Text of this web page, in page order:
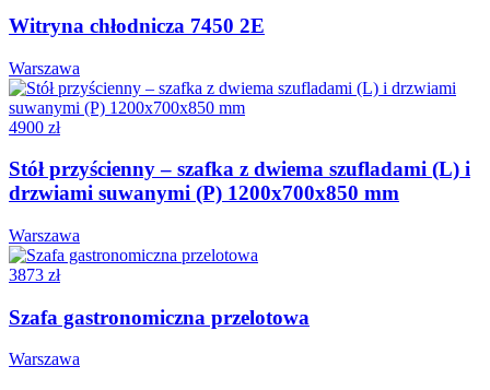
Witryna chłodnicza 7450 2E
Warszawa
4900 zł
Stół przyścienny – szafka z dwiema szufladami (L) i
drzwiami suwanymi (P) 1200x700x850 mm
Warszawa
3873 zł
Szafa gastronomiczna przelotowa
Warszawa